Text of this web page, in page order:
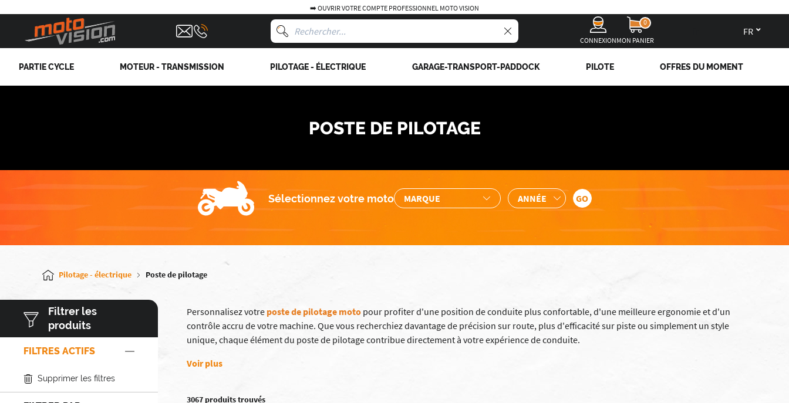
➡️ OUVRIR VOTRE COMPTE PROFESSIONNEL MOTO VISION
CONNEXION
0
MON PANIER
PARTIE CYCLE MOTEUR - TRANSMISSION PILOTAGE - ÉLECTRIQUE GARAGE-TRANSPORT-PADDOCK PILOTE OFFRES DU MOMENT
POSTE DE PILOTAGE
Sélectionnez votre moto
Pilotage - électrique Poste de pilotage
Filtrer les
produits
FILTRES ACTIFS
Supprimer les filtres
Personnalisez votre poste de pilotage moto pour profiter d'une position de conduite plus confortable, d'une meilleure ergonomie et d'un
contrôle accru de votre machine. Que vous recherchiez davantage de précision sur route, plus d'efficacité sur piste ou simplement un style
unique, chaque élément du poste de pilotage contribue directement à votre expérience de conduite.
Voir plus
3067 produits trouvés